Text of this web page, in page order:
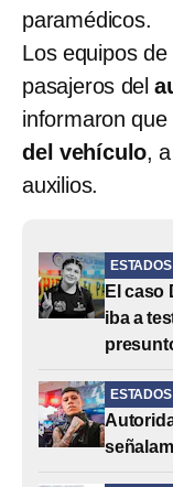
paramédicos.
Los equipos
pasajeros del
informaron que
del vehículo,
auxilios.
ESTADOS
El caso
iba a
ESTADOS